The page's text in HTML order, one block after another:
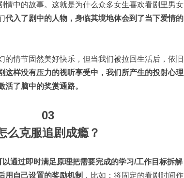
情中的故事。这就是为什么众多女生喜欢看剧里男女
代入了剧中的人物，身临其境地体会到了当下爱情的
的情节固然美好快乐，但当我们被拉回生活后，依旧
这样没有压力的视听享受中，我们所产生的投射心理
活了脑中的奖赏通路。
03
么克服追剧成瘾？
以通过即时满足原理把需要完成的学习/工作目标拆解
用自己设置的奖励机制 ，比如：将固定的看剧时间作